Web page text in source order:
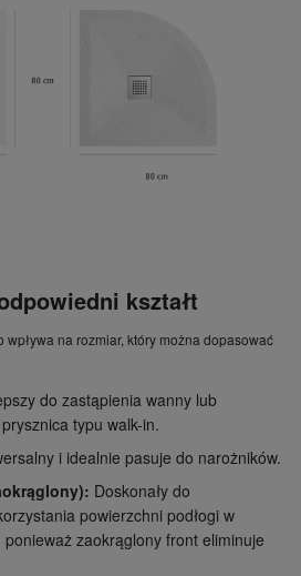
kształt
wpływa na rozmiar, który można dopasować
do zastąpienia wanny lub
typu walk-in.
i idealnie pasuje do narożników.
Doskonały do
powierzchni podłogi w
ponieważ zaokrąglony front eliminuje